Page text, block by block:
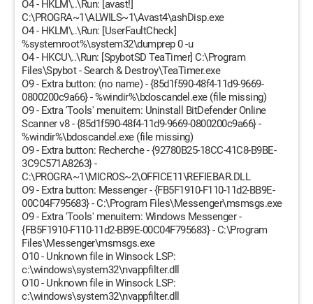
O4 - HKLM\..\Run: [avast!]
C:\PROGRA~1\ALWILS~1\Avast4\ashDisp.exe
O4 - HKLM\..\Run: [UserFaultCheck]
%systemroot%\system32\dumprep 0 -u
O4 - HKCU\..\Run: [SpybotSD TeaTimer] C:\Program
Files\Spybot - Search & Destroy\TeaTimer.exe
O9 - Extra button: (no name) - {85d1f590-48f4-11d9-9669-
0800200c9a66} - %windir%\bdoscandel.exe (file missing)
O9 - Extra 'Tools' menuitem: Uninstall BitDefender Online
Scanner v8 - {85d1f590-48f4-11d9-9669-0800200c9a66} -
%windir%\bdoscandel.exe (file missing)
O9 - Extra button: Recherche - {92780B25-18CC-41C8-B9BE-
3C9C571A8263} -
C:\PROGRA~1\MICROS~2\OFFICE11\REFIEBAR.DLL
O9 - Extra button: Messenger - {FB5F1910-F110-11d2-BB9E-
00C04F795683} - C:\Program Files\Messenger\msmsgs.exe
O9 - Extra 'Tools' menuitem: Windows Messenger -
{FB5F1910-F110-11d2-BB9E-00C04F795683} - C:\Program
Files\Messenger\msmsgs.exe
O10 - Unknown file in Winsock LSP:
c:\windows\system32\nvappfilter.dll
O10 - Unknown file in Winsock LSP:
c:\windows\system32\nvappfilter.dll